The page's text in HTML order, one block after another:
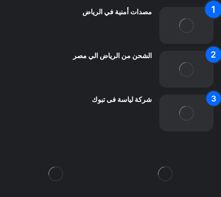
مصدات أمنية في الرياض
الشحن من الرياض الي مصر
شركة لياسة فى تبوك